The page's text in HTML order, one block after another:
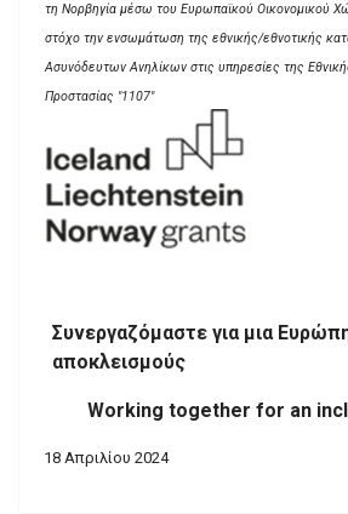
τη Νορβηγία μέσω του Ευρωπαϊκού Οικονομικού
στόχο την ενσωμάτωση της εθνικής/εθνοτικής
Ασυνόδευτων Ανηλίκων στις υπηρεσίες της
Προστασίας "1107"
Συνεργαζόμαστε για μια
αποκλεισμούς
Working together for an
18 Απριλίου 2024